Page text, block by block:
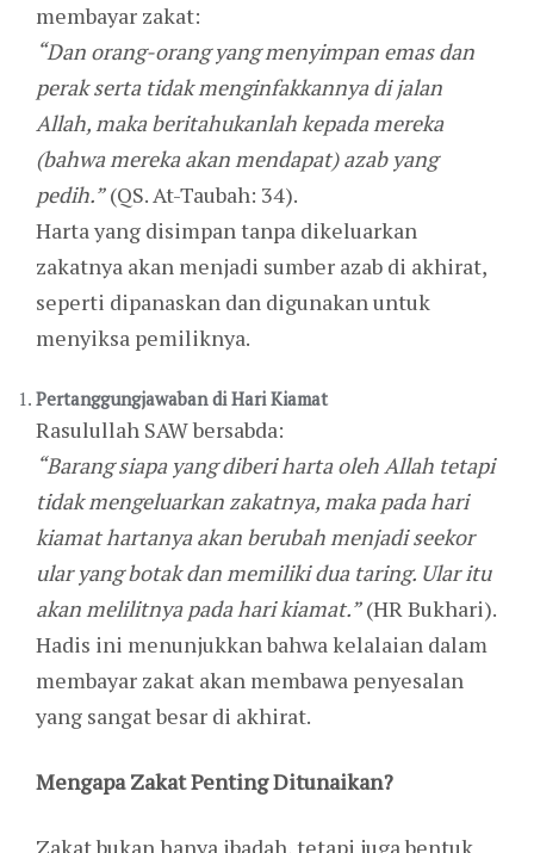
membayar zakat:
“Dan orang-orang yang menyimpan emas dan
perak serta tidak menginfakkannya di jalan
Allah, maka beritahukanlah kepada mereka
(bahwa mereka akan mendapat) azab yang
pedih.”(QS. At-Taubah: 34).
Harta yang disimpan tanpa dikeluarkan
zakatnya akan menjadi sumber azab di akhirat,
seperti dipanaskan dan digunakan untuk
menyiksa pemiliknya.
Pertanggungjawaban di Hari Kiamat
Rasulullah SAW bersabda:
“Barang siapa yang diberi harta oleh Allah tetapi
tidak mengeluarkan zakatnya, maka pada hari
kiamat hartanya akan berubah menjadi seekor
ular yang botak dan memiliki dua taring. Ular itu
akan melilitnya pada hari kiamat.”(HR Bukhari).
Hadis ini menunjukkan bahwa kelalaian dalam
membayar zakat akan membawa penyesalan
yang sangat besar di akhirat.
Mengapa Zakat Penting Ditunaikan?